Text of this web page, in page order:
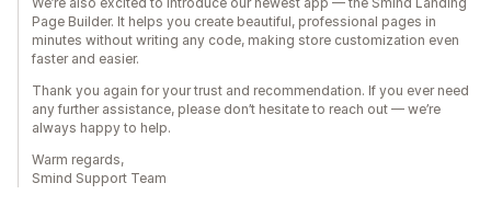
Page Builder. It helps you create beautiful, professional pages in
minutes without writing any code, making store customization even
faster and easier.
Thank you again for your trust and recommendation. If you ever need
any further assistance, please don’t hesitate to reach out — we’re
always happy to help.
Warm regards,
Smind Support Team